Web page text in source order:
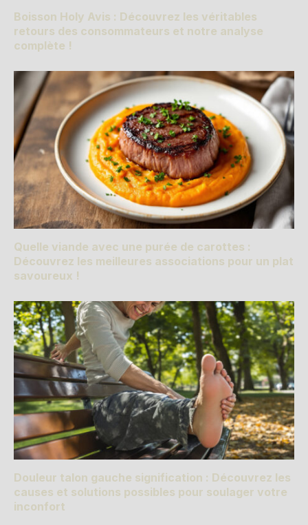
Boisson Holy Avis : Découvrez les véritables
retours des consommateurs et notre analyse
complète !
Quelle viande avec une purée de carottes :
Découvrez les meilleures associations pour un plat
savoureux !
Douleur talon gauche signification : Découvrez les
causes et solutions possibles pour soulager votre
inconfort